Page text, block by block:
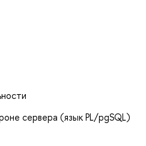
сервера (язык PL/pgSQL)